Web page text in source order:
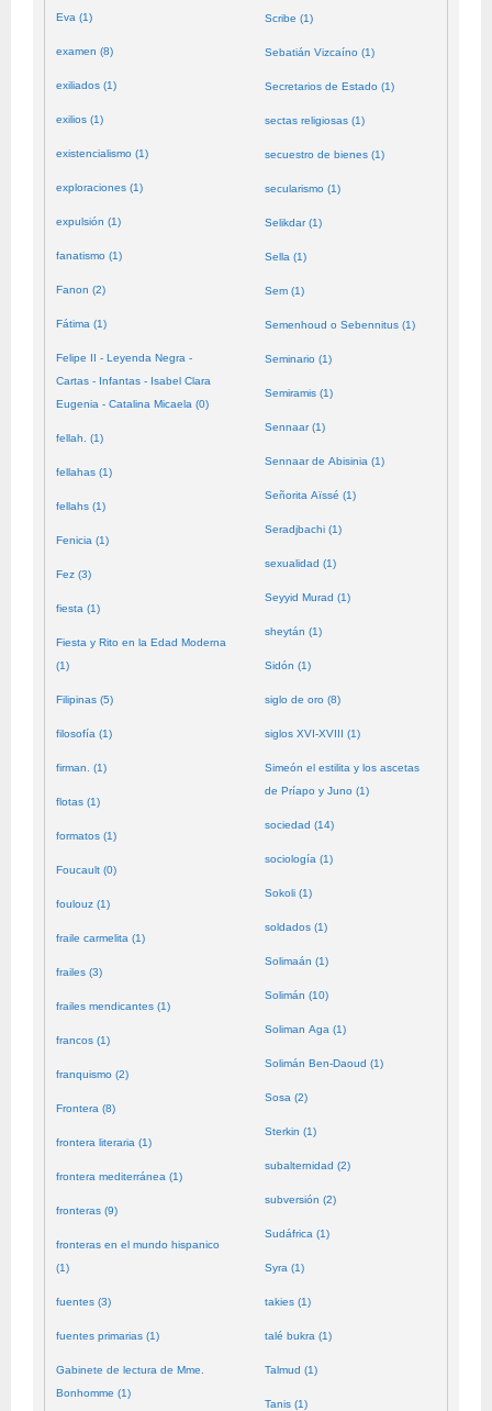
Eva (1)
examen (8)
exiliados (1)
exilios (1)
existencialismo (1)
exploraciones (1)
expulsión (1)
fanatismo (1)
Fanon (2)
Fátima (1)
Felipe II - Leyenda Negra -
Cartas - Infantas - Isabel Clara
Eugenia - Catalina Micaela (0)
fellah. (1)
fellahas (1)
fellahs (1)
Fenicia (1)
Fez (3)
fiesta (1)
Fiesta y Rito en la Edad Moderna
(1)
Filipinas (5)
filosofía (1)
firman. (1)
flotas (1)
formatos (1)
Foucault (0)
foulouz (1)
fraile carmelita (1)
frailes (3)
frailes mendicantes (1)
francos (1)
franquismo (2)
Frontera (8)
frontera literaria (1)
frontera mediterránea (1)
fronteras (9)
fronteras en el mundo hispanico
(1)
fuentes (3)
fuentes primarias (1)
Gabinete de lectura de Mme.
Bonhomme (1)
Scribe (1)
Sebatián Vizcaíno (1)
Secretarios de Estado (1)
sectas religiosas (1)
secuestro de bienes (1)
secularismo (1)
Selikdar (1)
Sella (1)
Sem (1)
Semenhoud o Sebennitus (1)
Seminario (1)
Semiramis (1)
Sennaar (1)
Sennaar de Abisinia (1)
Señorita Aïssé (1)
Seradjbachi (1)
sexualidad (1)
Seyyid Murad (1)
sheytán (1)
Sidón (1)
siglo de oro (8)
siglos XVI-XVIII (1)
Simeón el estilita y los ascetas
de Príapo y Juno (1)
sociedad (14)
sociología (1)
Sokoli (1)
soldados (1)
Solimaán (1)
Solimán (10)
Soliman Aga (1)
Solimán Ben-Daoud (1)
Sosa (2)
Sterkin (1)
subalternidad (2)
subversión (2)
Sudáfrica (1)
Syra (1)
takies (1)
talé bukra (1)
Talmud (1)
Tanis (1)